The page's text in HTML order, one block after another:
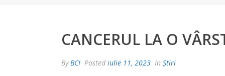
CANCERUL LA O
ByBCI Posted iulie 11, 2023 In Știri